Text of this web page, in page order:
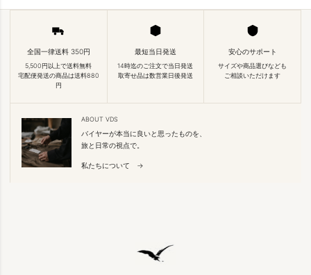
全国一律送料 350円
5,500円以上で送料無料
宅配便発送の商品は送料880
円
最短当日発送
14時迄のご注文で当日発送
取寄せ品は数営業日後発送
安心のサポート
サイズや商品選びなども
ご相談いただけます
ABOUT VDS
バイヤーが本当に良いと思ったものを、
旅と日常の視点で。
私たちについて →